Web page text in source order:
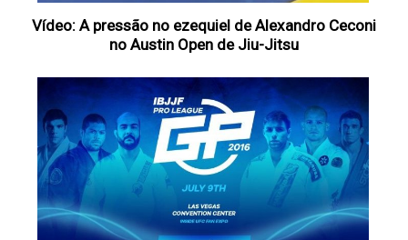
Vídeo: A pressão no ezequiel de Alexandro Ceconi
no Austin Open de Jiu-Jitsu